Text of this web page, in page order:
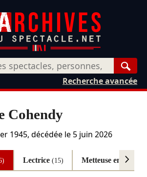
Recherche avancée
Cohendy
1945, décédée le 5 juin 2026
Lectrice (15) Metteuse en scène